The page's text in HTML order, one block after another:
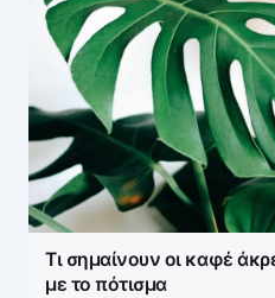
Τι σημαίνουν οι καφέ
με το πότισμα